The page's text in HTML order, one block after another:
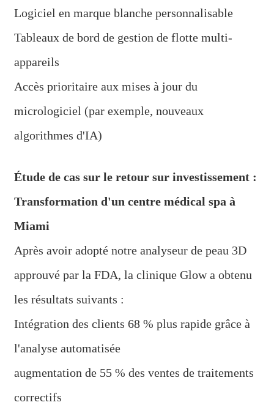
Logiciel en marque blanche personnalisable
Tableaux de bord de gestion de flotte multi-
appareils
Accès prioritaire aux mises à jour du
micrologiciel (par exemple, nouveaux
algorithmes d'IA)
Étude de cas sur le retour sur investissement :
Transformation d'un centre médical spa à
Miami
Après avoir adopté notre analyseur de peau 3D
approuvé par la FDA, la clinique Glow a obtenu
les résultats suivants :
Intégration des clients 68 % plus rapide grâce à
l'analyse automatisée
augmentation de 55 % des ventes de traitements
correctifs